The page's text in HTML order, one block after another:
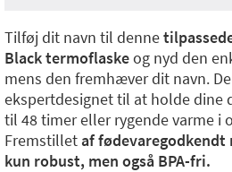
Tilføj dit navn til denne
Black termoflaskeog nyd den
mens den fremhæver dit navn.
ekspertdesignet til at holde dine
til 48 timer eller rygende varme i
Fremstilletaf
kun robust, men også BPA-fri.